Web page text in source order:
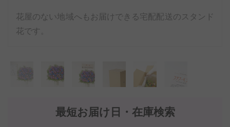
最短お届け日・在庫検索
花屋のない地域へもお届けできる宅配配送のスタンド
花です。